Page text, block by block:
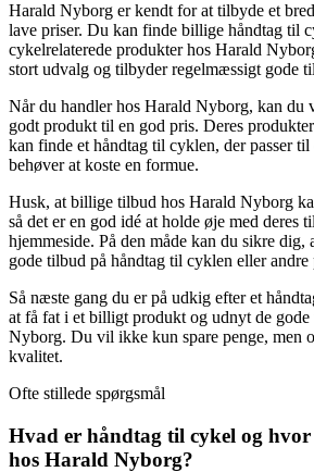
Harald Nyborg er kendt for at tilbyde et
lave priser. Du kan finde billige håndtag til
cykelrelaterede produkter hos Harald
stort udvalg og tilbyder regelmæssigt gode
Når du handler hos Harald Nyborg, kan du
godt produkt til en god pris. Deres
kan finde et håndtag til cyklen, der passer
behøver at koste en formue.
Husk, at billige tilbud hos Harald Nyborg
så det er en god idé at holde øje med deres
hjemmeside. På den måde kan du sikre
gode tilbud på håndtag til cyklen eller andre
Så næste gang du er på udkig efter et
at få fat i et billigt produkt og udnyt de
Nyborg. Du vil ikke kun spare penge, men
kvalitet.
Ofte stillede spørgsmål
Hvad er håndtag til cykel og
hos Harald Nyborg?